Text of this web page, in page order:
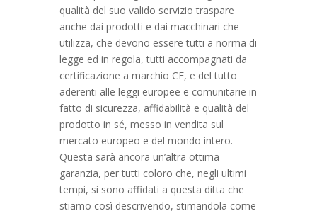
qualità del suo valido servizio traspare
anche dai prodotti e dai macchinari che
utilizza, che devono essere tutti a norma di
legge ed in regola, tutti accompagnati da
certificazione a marchio CE, e del tutto
aderenti alle leggi europee e comunitarie in
fatto di sicurezza, affidabilità e qualità del
prodotto in sé, messo in vendita sul
mercato europeo e del mondo intero.
Questa sarà ancora un’altra ottima
garanzia, per tutti coloro che, negli ultimi
tempi, si sono affidati a questa ditta che
stiamo così descrivendo, stimandola come